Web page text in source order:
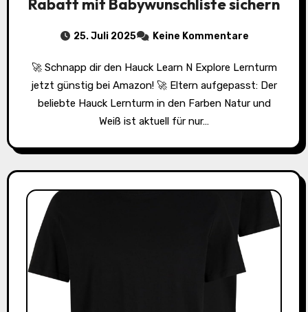
25. Juli 2025 Keine Kommentare
🚀 Schnapp dir den Hauck Learn N Explore Lernturm
jetzt günstig bei Amazon! 🚀 Eltern aufgepasst: Der
beliebte Hauck Lernturm in den Farben Natur und
Weiß ist aktuell für nur…